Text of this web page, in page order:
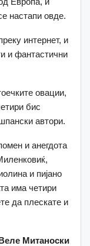
настапи овде.
интернет, и
и фантастични
овации,
бис
автори.
и анегдота
и пијано
има четири
да плескате и
Митаноски